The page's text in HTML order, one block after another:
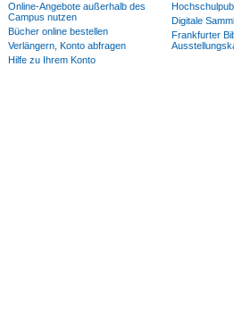
Online-Angebote außerhalb des
Campus nutzen
Bücher online bestellen
Verlängern, Konto abfragen
Hilfe zu Ihrem Konto
Digitale
Frankfurter